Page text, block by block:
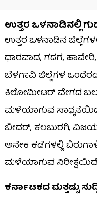
ಉತ್ತರ ಒಳನಾಡಿನಲ್ಲಿ
ಉತ್ತರ ಒಳನಾಡಿನ
ಧಾರವಾಡ, ಗದಗ,
ಬೆಳಗಾವಿ ಜಿಲ್ಲೆಗಳ
ಕಿಲೋಮೀಟರ್ ವೇಗದ
ಮಳೆಯಾಗುವ
ಬೀದರ್, ಕಲಬುರಗಿ,
ಅನೇಕ ಕಡೆಗಳಲ್ಲಿ
ಮಳೆಯಾಗುವ ನಿರೀಕ್ಷೆಯಿದೆ
ಕರ್ನಾಟಕದ ಮತ್ತಷ್ಟು